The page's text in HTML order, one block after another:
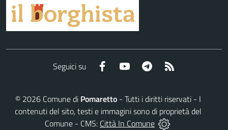
Seguici su Facebook YouTube Telegram
© 2026Comune di Pomaretto- Tutti i diritti riservati - I
contenuti del sito, testi e immagini sono di proprietà del
Comune - CMS: Città In Comune